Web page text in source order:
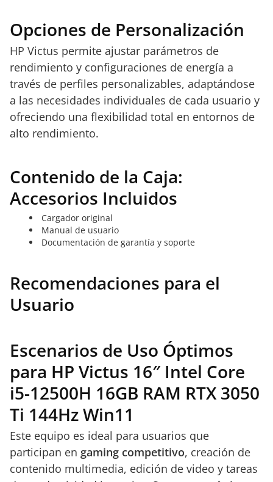
Opciones de Personalización
HP Victus permite ajustar parámetros de
rendimiento y configuraciones de energía a
través de perfiles personalizables, adaptándose
a las necesidades individuales de cada usuario y
ofreciendo una flexibilidad total en entornos de
alto rendimiento.
Contenido de la Caja:
Accesorios Incluidos
Cargador original
Manual de usuario
Documentación de garantía y soporte
Recomendaciones para el
Usuario
Escenarios de Uso Óptimos
para HP Victus 16″ Intel Core
i5-12500H 16GB RAM RTX 3050
Ti 144Hz Win11
Este equipo es ideal para usuarios que
participan en gaming competitivo, creación de
contenido multimedia, edición de video y tareas